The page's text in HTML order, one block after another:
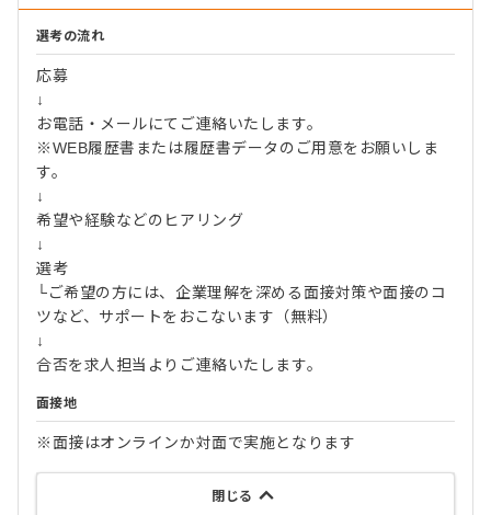
選考の流れ
応募
↓
お電話・メールにてご連絡いたします。
※WEB履歴書または履歴書データのご用意をお願いしま
す。
↓
希望や経験などのヒアリング
↓
選考
└ご希望の方には、企業理解を深める面接対策や面接のコ
ツなど、サポートをおこないます（無料）
↓
合否を求人担当よりご連絡いたします。
面接地
※面接はオンラインか対面で実施となります
閉じる